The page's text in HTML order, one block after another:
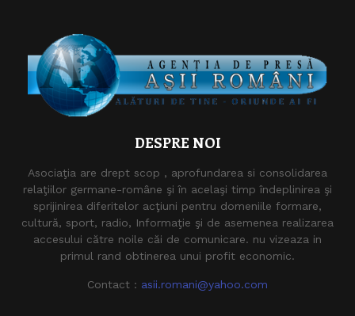
DESPRE NOI
Asociaţia are drept scop , aprofundarea si consolidarea
relaţiilor germane-române şi în acelaşi timp îndeplinirea şi
sprijinirea diferitelor acţiuni pentru domeniile formare,
cultură, sport, radio, Informaţie şi de asemenea realizarea
accesului către noile căi de comunicare. nu vizeaza in
primul rand obtinerea unui profit economic.
Contact : asii.romani@yahoo.com